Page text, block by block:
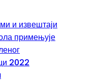
и извештаји
примењује
2022